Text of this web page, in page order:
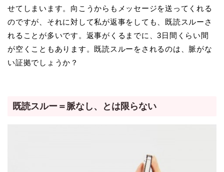
せてしまいます。向こうからもメッセージを送ってくれる
のですが、それに対して私が返事をしても、既読スルーさ
れることが多いです。返事がくるまでに、3日間くらい間
が空くこともあります。既読スルーをされるのは、脈がな
い証拠でしょうか？
既読スルー＝脈なし、とは限らない